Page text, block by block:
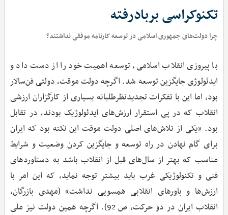
تکنوکراسی بربادرفته
چرا دولت‌های جمهوری اسلامی در توسعه کارنامه موفقی نداشتند؟
با پیروزی انقلاب اسلامی، توسعه اهمیت خود را از دست داد و
ایدئولوژی جایگزین توسعه شد. اگرچه دولت موقت، دولتی فن‌سالار
بود، اما این با تفکرات تجدیدنظرطلبانه بسیاری از کارگزاران ارزشی
انقلاب که در پی استقرار ارزش‌های ایدئولوژیک بودند، در تقابل
بود. «یکی از تلاش‌های اصلی دولت موقت این نکته بود که ایران
برای گام نهادن در راه توسعه و جایگزین کردن وضعیت و شرایط
مناسب که بهتر از سال‌های قبل از انقلاب باشد به دستاوردهای
فنی و تکنولوژیکی غرب باید بیشتر توجه نماید، که این امر با
ارزش‌ها و باورهای انقلابی همسویی نداشت» (مهدی بازرگان،
انقلاب ایران در دو حرکت، ص 92). اگرچه همین دولت نیز ملی